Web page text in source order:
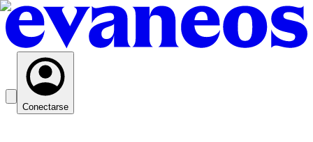
Conectarse